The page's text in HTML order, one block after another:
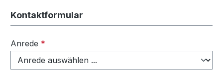
Kontaktformular
Anrede *